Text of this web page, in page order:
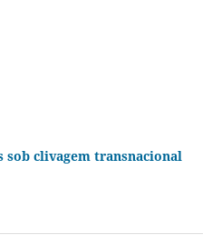
clivagem transnacional